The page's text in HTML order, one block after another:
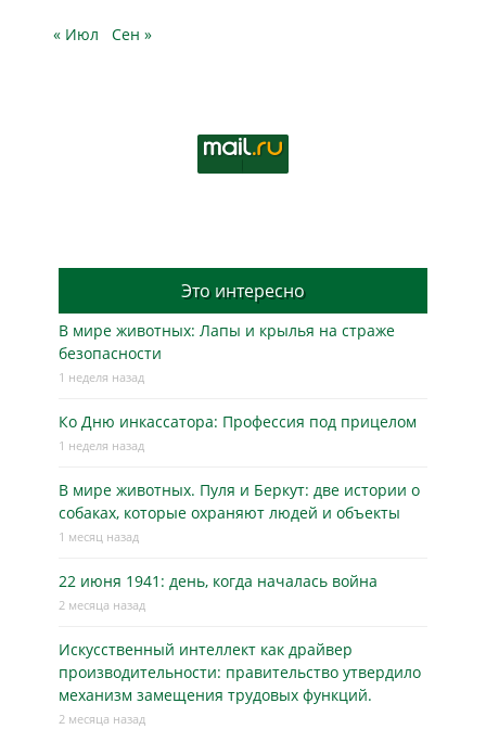
« Июл Сен »
Это интересно
В мире животных: Лапы и крылья на страже
безопасности
1 неделя назад
Ко Дню инкассатора: Профессия под прицелом
1 неделя назад
В мире животных. Пуля и Беркут: две истории о
собаках, которые охраняют людей и объекты
1 месяц назад
22 июня 1941: день, когда началась война
2 месяца назад
Искусственный интеллект как драйвер
производительности: правительство утвердило
механизм замещения трудовых функций.
2 месяца назад